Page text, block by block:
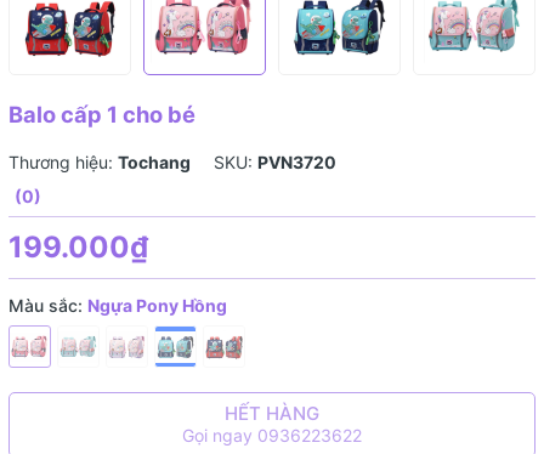
Balo cấp 1 cho bé
Thương hiệu: Tochang SKU: PVN3720
(0)
199.000₫
Màu sắc: Ngựa Pony Hồng
HẾT HÀNG
Gọi ngay 0936223622